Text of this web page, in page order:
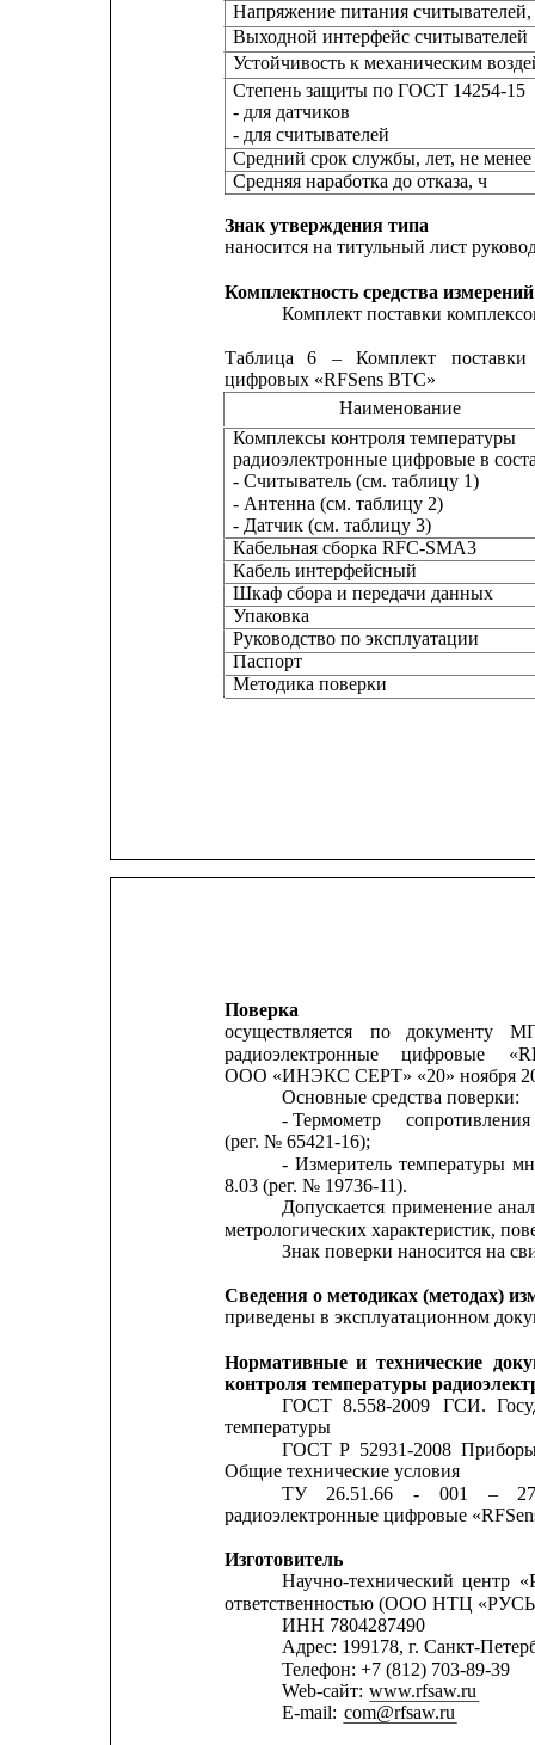
Напряжение питания
Выходной интерфейс считывателей
Устойчивость к механическим
Степень защиты по ГОСТ 14254-15
- для датчиков
- для считывателей
Средний срок службы, лет, не менее
Средняя наработка до отказа, ч
Знак утверждения типа
наносится на титульный лист
Комплектность средства измерений
Комплект поставки
Наименование
Таблица 6 – Комплект
поставки
цифровых «RFSens BTC»
Комплексы контроля температуры
радиоэлектронные цифровые в
- Считыватель (см. таблицу 1)
- Антенна (см. таблицу 2)
- Датчик (см. таблицу 3)
Кабельная сборка RFC-SMA3
Кабель интерфейсный
Шкаф сбора и передачи данных
Упаковка
Руководство по эксплуатации
Паспорт
Методика поверки
Поверка
осуществляется
по документу
радиоэлектронные
цифровые
ООО «ИНЭКС СЕРТ» «20» ноября
Основные средства поверки:
- Термометр
сопротивления
(рег. № 65421-16);
- Измеритель температуры
8.03 (рег. № 19736-11).
Допускается применение
метрологических характеристик,
Знак поверки наносится на
Сведения о методиках (методах)
приведены в эксплуатационном
Нормативные и технические
контроля температуры
ГОСТ 8.558-2009 ГСИ.
температуры
ГОСТ Р 52931-2008
Общие технические условия
ТУ
26.51.66 - 001 –
радиоэлектронные цифровые
Изготовитель
Научно-технический центр
ответственностью (ООО НТЦ
ИНН 7804287490
Адрес: 199178, г. Санкт-
Телефон: +7 (812) 703-89-39
Web-cайт: www.rfsaw.ru
E-mail: com@rfsaw.ru